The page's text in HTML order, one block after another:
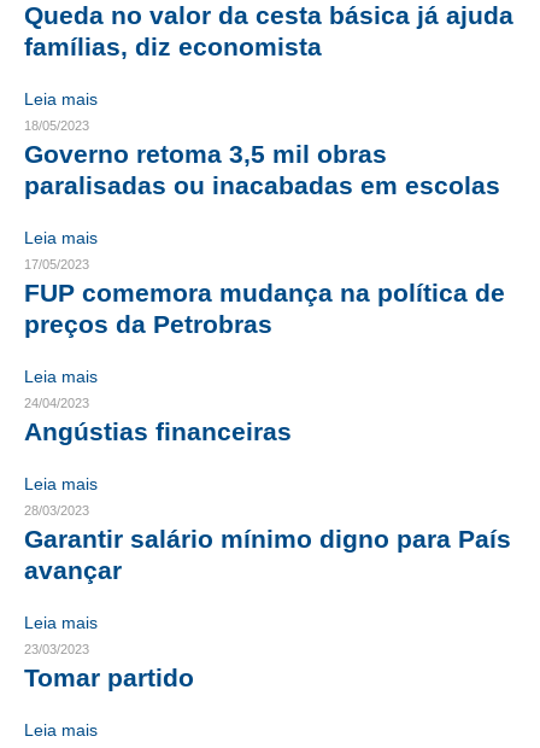
CONTRIBUIÇÕES
CONTRIBUIÇÃO ASSOCIATIVA OU ANUIDADE DE SÓCIO
CONTRIBUIÇÃO SINDICAL URBANA
FGTS EXPURGOS
FGTS CORREÇÃO
LEGISLAÇÃO
LEI 4.950-A/1966 – PISO SALARIAL
RES 1.002/2002 – CÓDIGO DE ÉTICA
HOMOLOGAÇÕES
PISO SALARIAL
Queda no valor da cesta básica já ajuda
famílias, diz economista
Leia mais
18/05/2023
Governo retoma 3,5 mil obras
paralisadas ou inacabadas em escolas
Leia mais
17/05/2023
FUP comemora mudança na política de
preços da Petrobras
Leia mais
24/04/2023
Angústias financeiras
Leia mais
28/03/2023
Garantir salário mínimo digno para País
avançar
Leia mais
23/03/2023
Tomar partido
Leia mais